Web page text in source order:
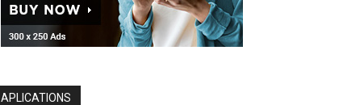
APLICATIONS